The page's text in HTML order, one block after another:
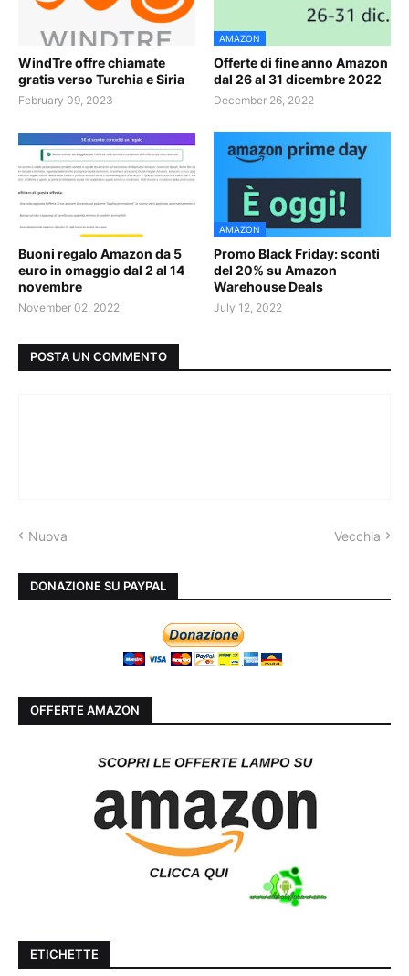
WindTre offre chiamate
gratis verso Turchia e Siria
February 09, 2023
AMAZON
Offerte di fine anno Amazon
dal 26 al 31 dicembre 2022
December 26, 2022
Buoni regalo Amazon da 5
euro in omaggio dal 2 al 14
novembre
November 02, 2022
AMAZON
Promo Black Friday: sconti
del 20% su Amazon
Warehouse Deals
July 12, 2022
POSTA UN COMMENTO
Nuova Vecchia
DONAZIONE SU PAYPAL
OFFERTE AMAZON
ETICHETTE